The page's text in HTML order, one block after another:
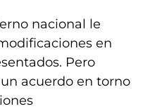
nacional le
en
Pero
acuerdo en torno